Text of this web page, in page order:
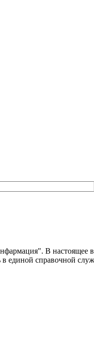
В настоящее
справочной